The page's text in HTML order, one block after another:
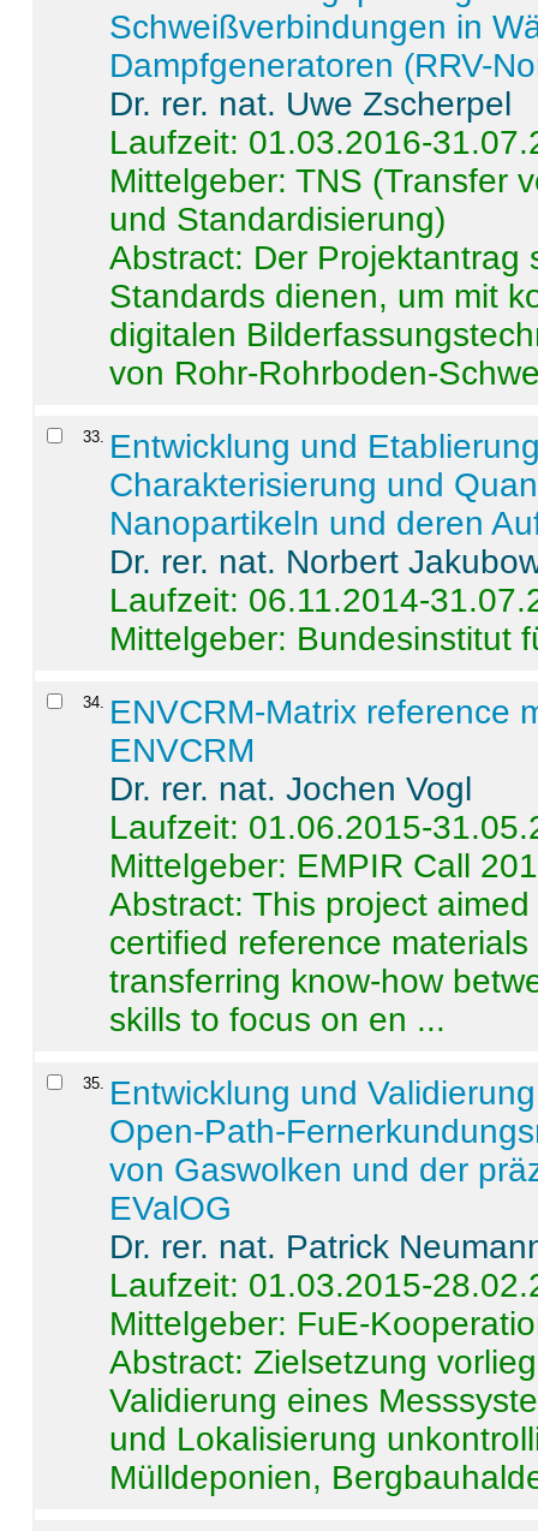
Schweißverbindungen in
Dampfgeneratoren (RRV-
Dr. rer. nat. Uwe Zscherpel
Laufzeit: 01.03.2016-
Mittelgeber: TNS (Transfer
und Standardisierung)
Abstract: Der Projektantrag
Standards dienen, um mit
digitalen
von Rohr-Rohrboden-
33. Entwicklung und
Charakterisierung und
Nanopartikeln und deren
Dr. rer. nat. Norbert
Laufzeit: 06.11.2014-
Mittelgeber: Bundesinstitut
34. ENVCRM-Matrix reference
ENVCRM
Dr. rer. nat. Jochen Vogl
Laufzeit: 01.06.2015-
Mittelgeber: EMPIR Call
Abstract:This project
certified reference
transferring know-how
skills to focus on en ...
35. Entwicklung und
Open-Path-
von Gaswolken und der
EValOG
Dr. rer. nat. Patrick
Laufzeit: 01.03.2015-
Mittelgeber: FuE-
Abstract:Zielsetzung
Validierung eines
und Lokalisierung
Mülldeponien,